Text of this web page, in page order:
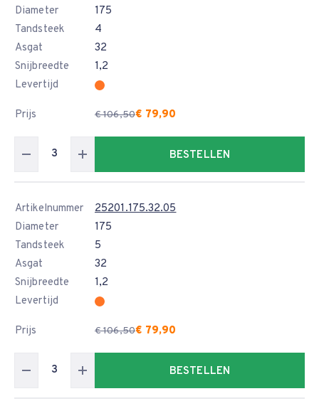
Diameter
175
Tandsteek
4
Asgat
32
Snijbreedte
1,2
Levertijd
Prijs € 106,50€ 79,90
BESTELLEN
Artikelnummer
25201.175.32.05
Diameter
175
Tandsteek
5
Asgat
32
Snijbreedte
1,2
Levertijd
Prijs € 106,50€ 79,90
BESTELLEN